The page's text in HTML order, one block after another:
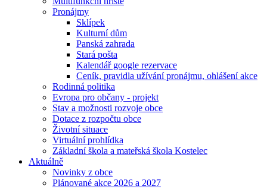
Pronájmy
Sklípek
Kulturní dům
Panská zahrada
Stará pošta
Kalendář google rezervace
Ceník, pravidla užívání pronájmu, ohlášení akce
Rodinná politika
Evropa pro občany - projekt
Stav a možnosti rozvoje obce
Dotace z rozpočtu obce
Životní situace
Virtuální prohlídka
Základní škola a mateřská škola Kostelec
Aktuálně
Novinky z obce
Plánované akce 2026 a 2027